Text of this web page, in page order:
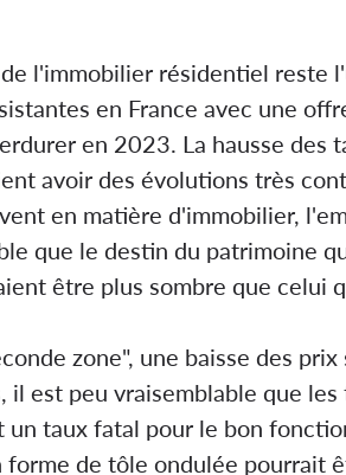
l'immobilier résidentiel reste
en France avec une
en 2023. La hausse des
avoir des évolutions très
en matière d'immobilier,
que le destin du patrimoine
être plus sombre que celui
zone", une baisse des
il est peu vraisemblable que
taux fatal pour le bon
de tôle ondulée pourrait